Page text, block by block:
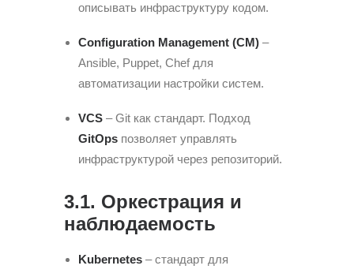
описывать инфраструктуру кодом.
Configuration Management (CM) –
Ansible, Puppet, Chef для
автоматизации настройки систем.
VCS – Git как стандарт. Подход
GitOps позволяет управлять
инфраструктурой через репозиторий.
3.1. Оркестрация и
наблюдаемость
Kubernetes – стандарт для